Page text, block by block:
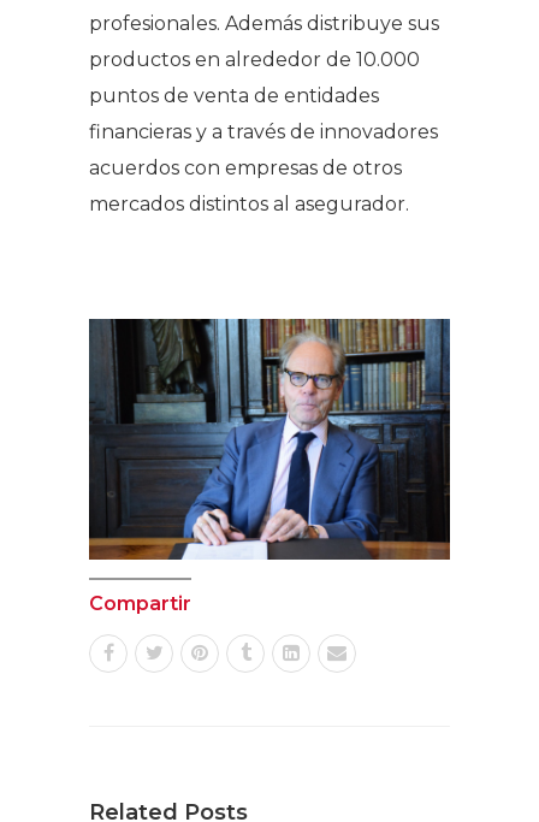
profesionales. Además distribuye sus
productos en alrededor de 10.000
puntos de venta de entidades
financieras y a través de innovadores
acuerdos con empresas de otros
mercados distintos al asegurador.
Compartir
Related Posts